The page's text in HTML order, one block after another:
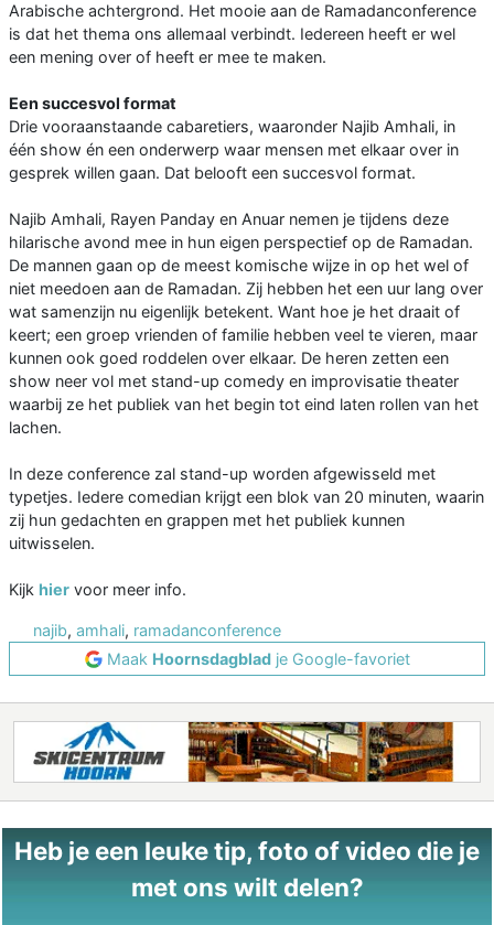
Arabische achtergrond. Het mooie aan de Ramadanconference
is dat het thema ons allemaal verbindt. Iedereen heeft er wel
een mening over of heeft er mee te maken.
Een succesvol format
Drie vooraanstaande cabaretiers, waaronder Najib Amhali, in
één show én een onderwerp waar mensen met elkaar over in
gesprek willen gaan. Dat belooft een succesvol format.
Najib Amhali, Rayen Panday en Anuar nemen je tijdens deze
hilarische avond mee in hun eigen perspectief op de Ramadan.
De mannen gaan op de meest komische wijze in op het wel of
niet meedoen aan de Ramadan. Zij hebben het een uur lang over
wat samenzijn nu eigenlijk betekent. Want hoe je het draait of
keert; een groep vrienden of familie hebben veel te vieren, maar
kunnen ook goed roddelen over elkaar. De heren zetten een
show neer vol met stand-up comedy en improvisatie theater
waarbij ze het publiek van het begin tot eind laten rollen van het
lachen.
In deze conference zal stand-up worden afgewisseld met
typetjes. Iedere comedian krijgt een blok van 20 minuten, waarin
zij hun gedachten en grappen met het publiek kunnen
uitwisselen.
Kijk hier voor meer info.
najib, amhali, ramadanconference
Maak Hoornsdagbladje Google-favoriet
Heb je een leuke tip, foto of video die je
met ons wilt delen?